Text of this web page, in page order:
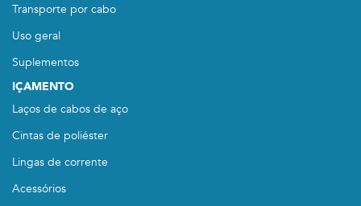
Transporte por cabo
Uso geral
Suplementos
IÇAMENTO
Laços de cabos de aço
Cintas de poliéster
Lingas de corrente
Acessórios